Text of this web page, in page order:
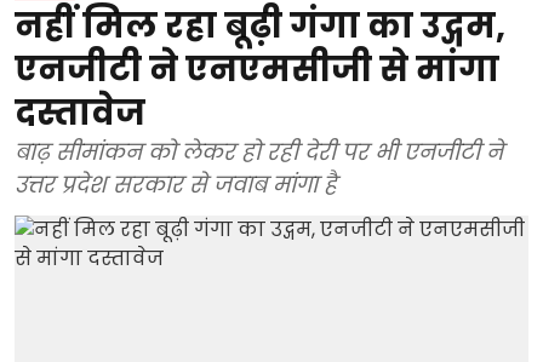
नहीं मिल रहा बूढ़ी गंगा का उद्गम,
एनजीटी ने एनएमसीजी से मांगा
दस्तावेज
बाढ़ सीमांकन को लेकर हो रही देरी पर भी एनजीटी ने
उत्तर प्रदेश सरकार से जवाब मांगा है